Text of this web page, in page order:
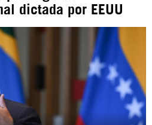
como: hispan_tv
www.youtube.com/@nexo_latino
dictada por EEUU